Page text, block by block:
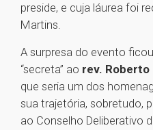
preside, e cuja láurea foi
Martins.
A surpresa do evento
“secreta” ao rev. Roberto
que seria um dos
sua trajetória, sobretudo,
ao Conselho Deliberativo